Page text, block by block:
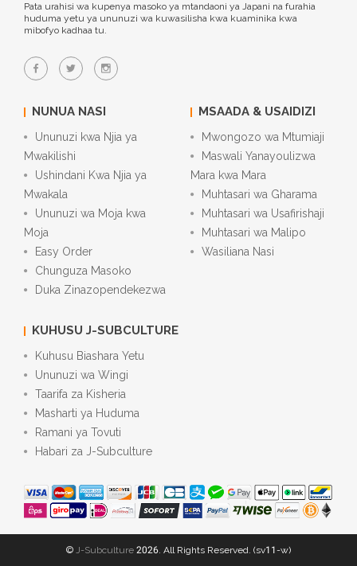
Pata urahisi wa kupenya masoko ya mtandaoni ya Japani na furahia
huduma yetu ya ununuzi wa kuwasilisha kwa kuaminika kwa
mibofyo kadhaa tu.
NUNUA NASI
Ununuzi kwa Njia ya
Mwakilishi
Ushindani Kwa Njia ya
Mwakala
Ununuzi wa Moja kwa
Moja
Easy Order
Chunguza Masoko
Duka Zinazopendekezwa
MSAADA & USAIDIZI
Mwongozo wa Mtumiaji
Maswali Yanayoulizwa
Mara kwa Mara
Muhtasari wa Gharama
Muhtasari wa Usafirishaji
Muhtasari wa Malipo
Wasiliana Nasi
KUHUSU J-SUBCULTURE
Kuhusu Biashara Yetu
Ununuzi wa Wingi
Taarifa za Kisheria
Masharti ya Huduma
Ramani ya Tovuti
Habari za J-Subculture
© J-Subculture 2026. All Rights Reserved. (sv11-w)